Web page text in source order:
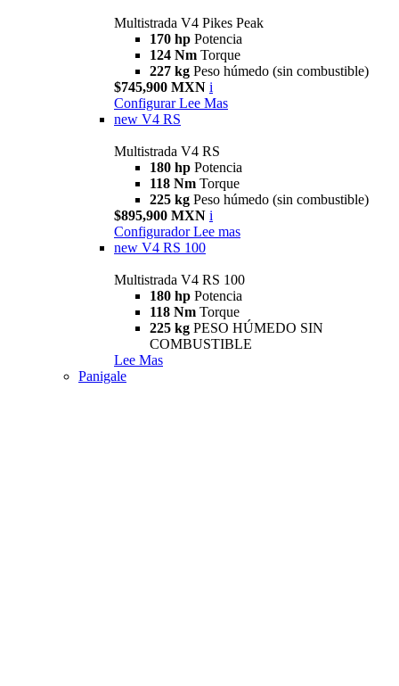
Multistrada V4 Pikes Peak
170 hp Potencia
124 Nm Torque
227 kg Peso húmedo (sin combustible)
$745,900 MXN i
Configurar Lee Mas
new V4 RS
Multistrada V4 RS
180 hp Potencia
118 Nm Torque
225 kg Peso húmedo (sin combustible)
$895,900 MXN i
Configurador Lee mas
new V4 RS 100
Multistrada V4 RS 100
180 hp Potencia
118 Nm Torque
225 kg PESO HÚMEDO SIN
COMBUSTIBLE
Lee Mas
Panigale